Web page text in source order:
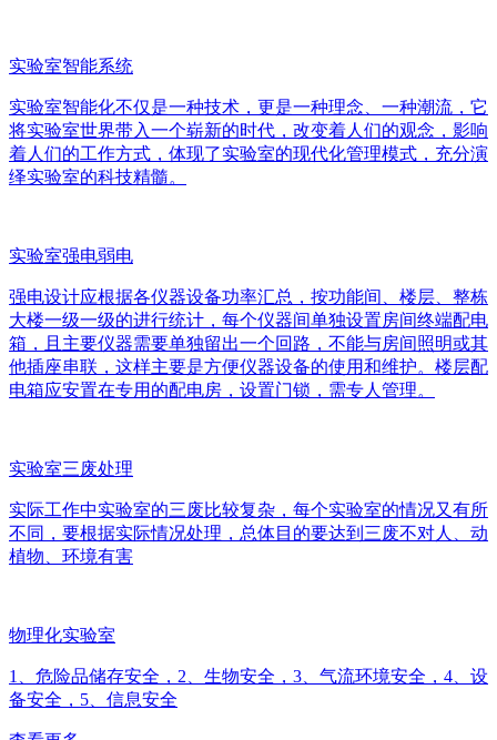
实验室智能系统
实验室智能化不仅是一种技术，更是一种理念、一种潮流，它
将实验室世界带入一个崭新的时代，改变着人们的观念，影响
着人们的工作方式，体现了实验室的现代化管理模式，充分演
绎实验室的科技精髓。
实验室强电弱电
强电设计应根据各仪器设备功率汇总，按功能间、楼层、整栋
大楼一级一级的进行统计，每个仪器间单独设置房间终端配电
箱，且主要仪器需要单独留出一个回路，不能与房间照明或其
他插座串联，这样主要是方便仪器设备的使用和维护。楼层配
电箱应安置在专用的配电房，设置门锁，需专人管理。
实验室三废处理
实际工作中实验室的三废比较复杂，每个实验室的情况又有所
不同，要根据实际情况处理，总体目的要达到三废不对人、动
植物、环境有害
物理化实验室
1、危险品储存安全，2、生物安全，3、气流环境安全，4、设
备安全，5、信息安全